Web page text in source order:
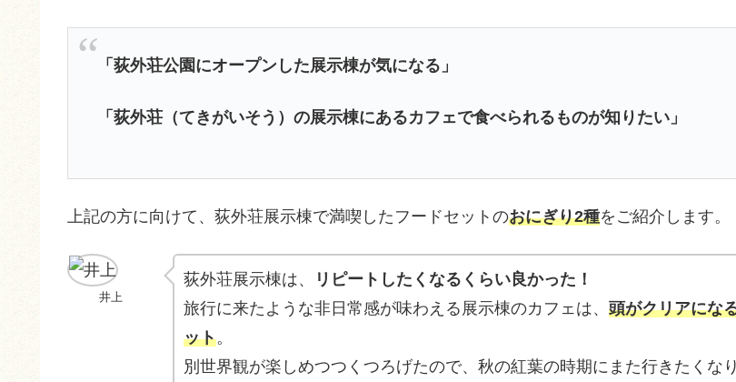
「荻外荘公園にオープンした展示棟が気になる」
「荻外荘（てきがいそう）の展示棟にあるカフェで食べられるものが知りたい」
上記の方に向けて、荻外荘展示棟で満喫したフードセットのおにぎり2種をご紹介します。
井上
荻外荘展示棟は、
リピートしたくなるくらい良かった！
旅行に来たような非日常感が味わえる展示棟のカフェは、 頭がクリアにな
ット。
別世界観が楽しめつつくつろげたので、秋の紅葉の時期にまた行きたくな